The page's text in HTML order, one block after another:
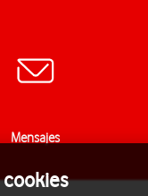
Mensajes
cookies